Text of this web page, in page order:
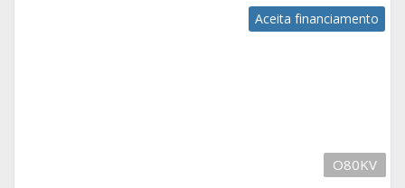
Aceita financiamento
O80KV